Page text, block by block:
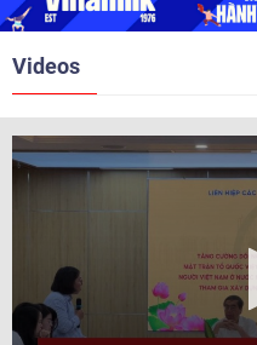
2010, 2016, 2018, 2021.
Videos